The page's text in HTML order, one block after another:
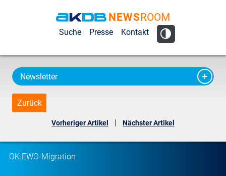
AKDB Anstalt
Kommunale
Datenverarbeitung
in Bayern
NEWSROOM
Suche Presse Kontakt
Newsletter
Zurück
Vorheriger Artikel Nächster Artikel
OK.EWO-Migration